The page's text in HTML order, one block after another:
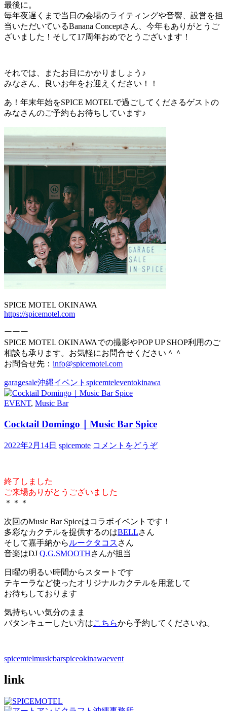
最後に。
毎年夜遅くまで当日の会場のライティングや音響、設営を担
当いただいているBanana Conceptさん、今年もありがとうご
ざいました！そして17周年おめでとうございます！
それでは、またお目にかかりましょう♪
みなさん、良いお年をお迎えください！！
あ！年末年始をSPICE MOTELで過ごしてくださるゲストの
みなさんのご予約もお待ちしています♪
SPICE MOTEL OKINAWA
https://spicemotel.com
ーーー
SPICE MOTEL OKINAWAでの撮影やPOP UP SHOP利用のご
相談も承ります。お気軽にお問合せください＾＾
お問合せ先： info@spicemotel.com
garagesale沖縄イベント spicemteleventokinawa
EVENT, Music Bar
Cocktail Domingo｜Music Bar Spice
2022年2月14日 spicemote コメントをどうぞ
終了しました
ご来場ありがとうございました
＊＊＊
次回のMusic Bar Spiceはコラボイベントです！
多彩なカクテルを提供するのはBELLさん
そして嘉手納から ルークタコス さん
音楽はDJ Q.G.SMOOTHさんが担当
日曜の明るい時間からスタートです
テキーラなど使ったオリジナルカクテルを用意して
お待ちしております
気持ちいい気分のまま
バタンキューしたい方はこちらから予約してくださいね。
spicemtelmusicbarspiceokinawaevent
link